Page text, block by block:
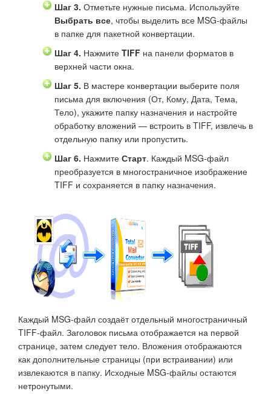
Шаг 3. Отметьте нужные письма. Используйте
Выбрать все, чтобы выделить все MSG-файлы
в папке для пакетной конвертации.
Шаг 4. Нажмите TIFF на панели форматов в
верхней части окна.
Шаг 5. В мастере конвертации выберите поля
письма для включения (От, Кому, Дата, Тема,
Тело), укажите папку назначения и настройте
обработку вложений — встроить в TIFF, извлечь в
отдельную папку или пропустить.
Шаг 6. Нажмите Старт. Каждый MSG-файл
преобразуется в многостраничное изображение
TIFF и сохраняется в папку назначения.
Каждый MSG-файл создаёт отдельный многостраничный
TIFF-файл. Заголовок письма отображается на первой
странице, затем следует тело. Вложения отображаются
как дополнительные страницы (при встраивании) или
извлекаются в папку. Исходные MSG-файлы остаются
нетронутыми.